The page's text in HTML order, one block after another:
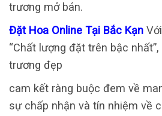
trương mở bán.
Đặt Hoa Online Tại Bắc Kạn
“Chất lượng đặt trên bậc
trương đẹp
cam kết ràng buộc đem về
sự chấp nhận và tín nhiệm về